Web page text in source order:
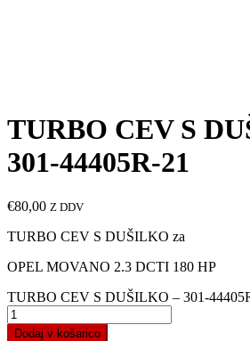
TURBO CEV S
301-44405R-21
€80,00 Z DDV
TURBO CEV S DUŠILKO za
OPEL MOVANO 2.3 DCTI 180 HP
TURBO CEV S DUŠILKO – 301-
Dodaj v košarico